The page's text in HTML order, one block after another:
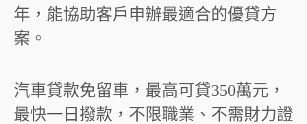
年，能協助客戶申辦最適合的優貸方
案。
汽車貸款免留車，最高可貸350萬元，
最快一日撥款，不限職業、不需財力證